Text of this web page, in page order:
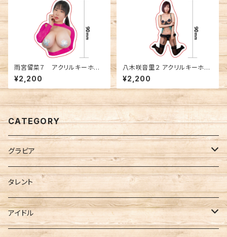
雨宮留菜７ アクリルキーホル
ダー
¥2,200
八木咲音里２ アクリルキーホル
ダー
¥2,200
CATEGORY
グラビア
FANTASTICA
Berry Blue
タレント
アイドル